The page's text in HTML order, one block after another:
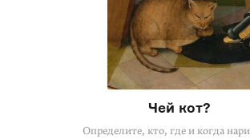
Чей кот?
Определите, кто, где и когда